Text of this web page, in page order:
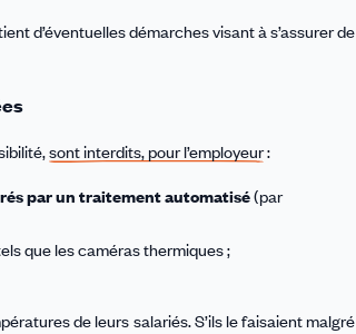
d’éventuelles démarches visant à s’assurer de
sont interdits, pour l’employeur:
par un traitement automatisé(par
que les caméras thermiques ;
de leurs salariés. S’ils le faisaient malgré